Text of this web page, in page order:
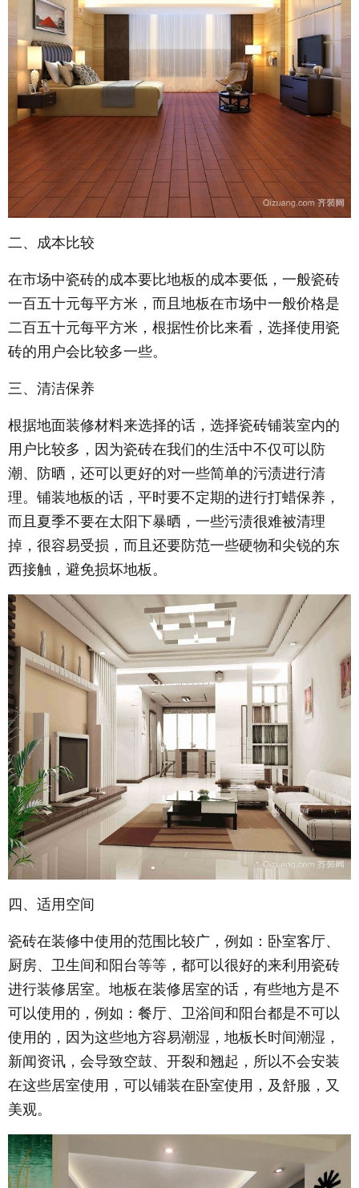
二、成本比较
在市场中瓷砖的成本要比地板的成本要低，一般瓷砖
一百五十元每平方米，而且地板在市场中一般价格是
二百五十元每平方米，根据性价比来看，选择使用瓷
砖的用户会比较多一些。
三、清洁保养
根据地面装修材料来选择的话，选择瓷砖铺装室内的
用户比较多，因为瓷砖在我们的生活中不仅可以防
潮、防晒，还可以更好的对一些简单的污渍进行清
理。铺装地板的话，平时要不定期的进行打蜡保养，
而且夏季不要在太阳下暴晒，一些污渍很难被清理
掉，很容易受损，而且还要防范一些硬物和尖锐的东
西接触，避免损坏地板。
四、适用空间
瓷砖在装修中使用的范围比较广，例如：卧室客厅、
厨房、卫生间和阳台等等，都可以很好的来利用瓷砖
进行装修居室。地板在装修居室的话，有些地方是不
可以使用的，例如：餐厅、卫浴间和阳台都是不可以
使用的，因为这些地方容易潮湿，地板长时间潮湿，
新闻资讯，会导致空鼓、开裂和翘起，所以不会安装
在这些居室使用，可以铺装在卧室使用，及舒服，又
美观。